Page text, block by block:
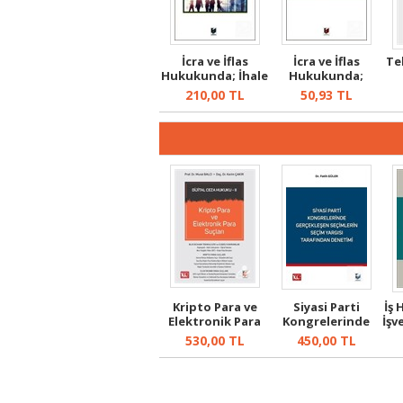
İcra ve İflas
Hukukunda; İhale
ve İhalen...
210,00TL
İcra ve İflas
Hukukunda;
Menfi Tespit ve...
50,93 TL
Kripto Para ve
Elektronik Para
Suçları
530,00TL
Siyasi Parti
Kongrelerinde
Gerçekleşen S...
450,00TL
İş